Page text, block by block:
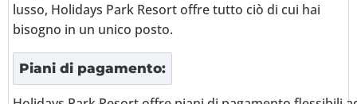
lusso, Holidays Park Resort offre tutto ciò di cui hai
bisogno in un unico posto.
Piani di pagamento: